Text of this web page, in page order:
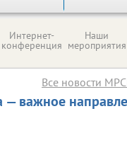
Интернет-
конференция
Наши
мероприятия
важное
Все новости